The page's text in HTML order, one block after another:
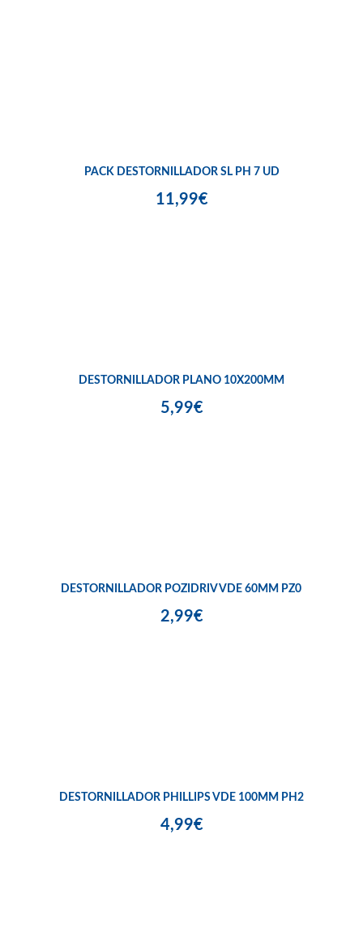
PACK DESTORNILLADOR SL PH 7 UD
11,99€
DESTORNILLADOR PLANO 10X200MM
5,99€
DESTORNILLADOR POZIDRIV VDE 60MM PZ0
2,99€
DESTORNILLADOR PHILLIPS VDE 100MM PH2
4,99€